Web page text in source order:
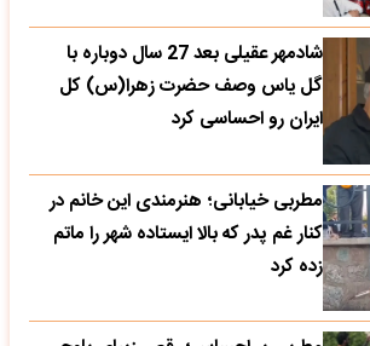
شادمهر عقیلی بعد 27 سال دوباره با
گل یاس وصف حضرت زهرا(س) کل
ایران رو احساسی کرد
مطربی خیابانی؛ هنرمندی این خانم در
کنار غم پدر که بالا ایستاده شهر را ماتم
زده کرد